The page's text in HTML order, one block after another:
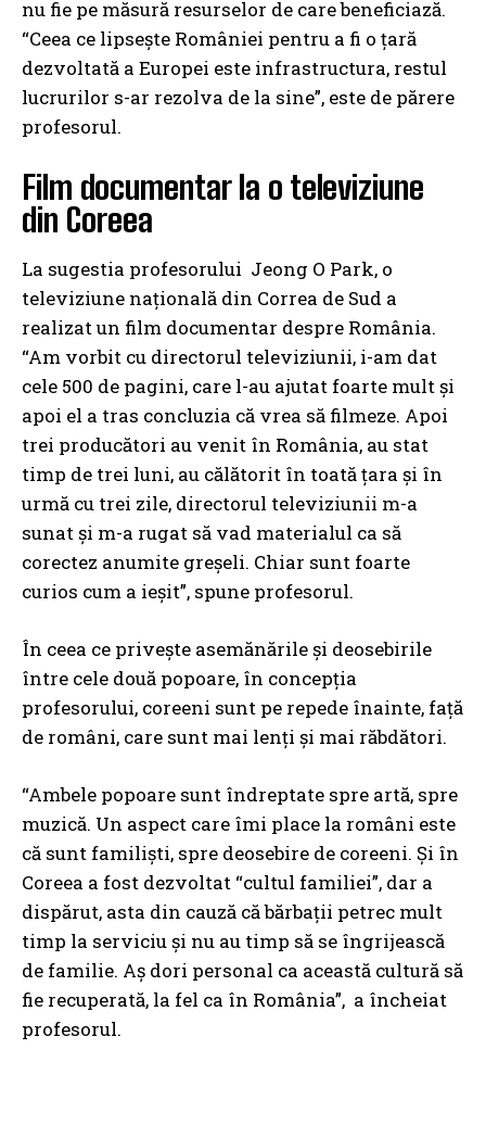
nu fie pe măsură resurselor de care beneficiază.
“Ceea ce lipseşte României pentru a fi o ţară
dezvoltată a Europei este infrastructura, restul
lucrurilor s-ar rezolva de la sine”, este de părere
profesorul.
Film documentar la o televiziune
din Coreea
La sugestia profesorului Jeong O Park, o
televiziune naţională din Correa de Sud a
realizat un film documentar despre România.
“Am vorbit cu directorul televiziunii, i-am dat
cele 500 de pagini, care l-au ajutat foarte mult şi
apoi el a tras concluzia că vrea să filmeze. Apoi
trei producători au venit în România, au stat
timp de trei luni, au călătorit în toată ţara şi în
urmă cu trei zile, directorul televiziunii m-a
sunat şi m-a rugat să vad materialul ca să
corectez anumite greşeli. Chiar sunt foarte
curios cum a ieşit”, spune profesorul.
În ceea ce priveşte asemănările şi deosebirile
între cele două popoare, în concepţia
profesorului, coreeni sunt pe repede înainte, faţă
de români, care sunt mai lenţi şi mai răbdători.
“Ambele popoare sunt îndreptate spre artă, spre
muzică. Un aspect care îmi place la români este
că sunt familişti, spre deosebire de coreeni. Şi în
Coreea a fost dezvoltat “cultul familiei”, dar a
dispărut, asta din cauză că bărbaţii petrec mult
timp la serviciu şi nu au timp să se îngrijească
de familie. Aş dori personal ca această cultură să
fie recuperată, la fel ca în România”, a încheiat
profesorul.